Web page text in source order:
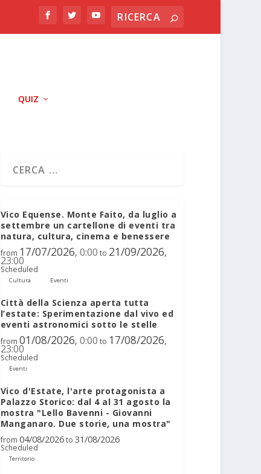
QUIZ
Vico Equense. Monte Faito, da luglio a
settembre un cartellone di eventi tra
natura, cultura, cinema e benessere
from 17/07/2026, 0:00 to 21/09/2026,
23:00
Scheduled
Cultura Eventi
Città della Scienza aperta tutta
l’estate: Sperimentazione dal vivo ed
eventi astronomici sotto le stelle
from 01/08/2026, 0:00 to 17/08/2026,
23:00
Scheduled
Eventi
Vico d'Estate, l'arte protagonista a
Palazzo Storico: dal 4 al 31 agosto la
mostra "Lello Bavenni - Giovanni
Manganaro. Due storie, una mostra"
from 04/08/2026to 31/08/2026
Scheduled
Territorio